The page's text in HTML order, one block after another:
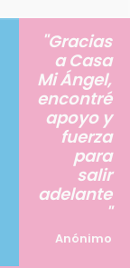
"Gracias
a Casa
Mi Ángel,
encontré
apoyo y
fuerza
para
salir
adelante
"
Anónimo